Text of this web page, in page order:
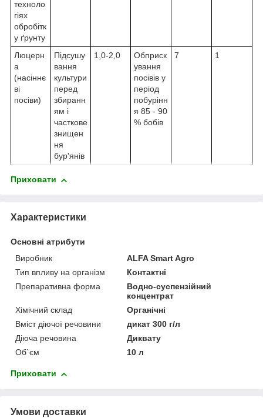
техноло
гіях
обробітк
у ґрунту
Люцерн
а
(насіннє
ві
посіви)
Підсушу
вання
культури
перед
збиранн
ям і
часткове
знищен
ня
бур'янів
1,0-2,0
Обприск
ування
посівів у
період
побурінн
я 85 - 90
% бобів
7 1
Приховати
Характеристики
Основні атрибути
Виробник
ALFA Smart Agro
Тип впливу на організм
Контактні
Препаративна форма
Водно-суспензійний
концентрат
Хімічний склад
Органічні
Вміст діючої речовини
дикат 300 г/л
Діюча речовина
Диквату
Об`єм
10 л
Приховати
Умови доставки